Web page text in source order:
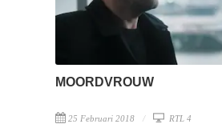
MOORDVROUW
25 Februari 2018 RTL 4